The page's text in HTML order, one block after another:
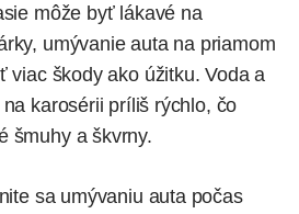
môže byť lákavé na
umývanie auta na priamom
viac škody ako úžitku. Voda a
karosérii príliš rýchlo, čo
šmuhy a škvrny.
sa umývaniu auta počas